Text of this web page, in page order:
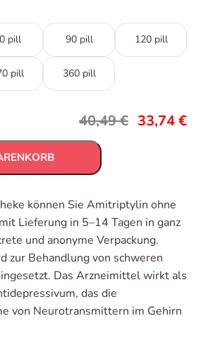
pill 90 pill 120 pill
pill 360 pill
40,49€ 33,74€
können Sie Amitriptylin ohne
Lieferung in 5–14 Tagen in ganz
und anonyme Verpackung.
zur Behandlung von schweren
Das Arzneimittel wirkt als
das die
von Neurotransmittern im Gehirn